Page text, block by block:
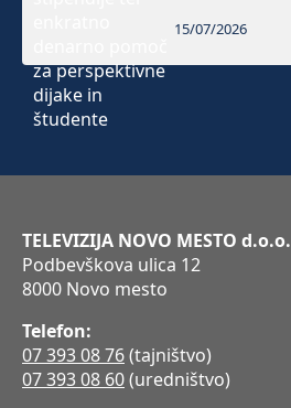
15/07/2026
TELEVIZIJA NOVO MESTO d.o.o.
Podbevškova ulica 12
8000 Novo mesto
Telefon:
07 393 08 76(tajništvo)
07 393 08 60(uredništvo)